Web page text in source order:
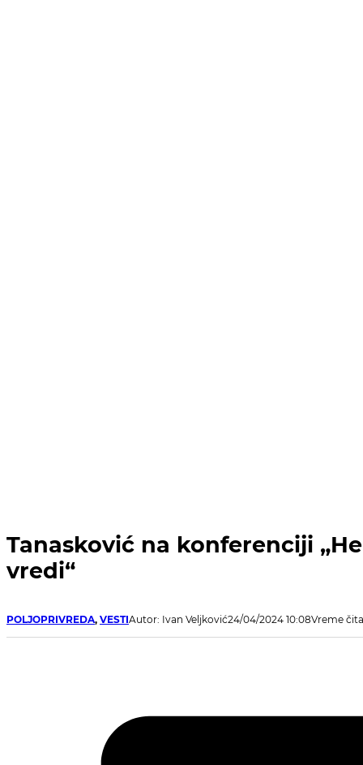
Tanasković na konferenciji
vredi“
POLJOPRIVREDA, VESTIAutor: Ivan Veljković24/04/2024 10:08Vreme